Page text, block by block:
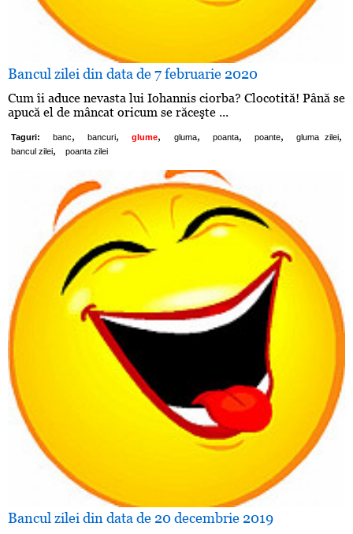
Bancul zilei din data de 7 februarie 2020
Cum îi aduce nevasta lui Iohannis ciorba? Clocotită! Până se
apucă el de mâncat oricum se răceşte ...
Taguri: banc, bancuri, glume, gluma, poanta, poante, gluma zilei,
bancul zilei, poanta zilei
Bancul zilei din data de 20 decembrie 2019